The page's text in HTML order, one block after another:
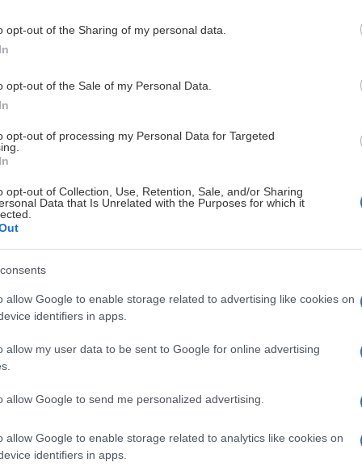
opt-out of the Sharing of my personal data.
opt-out of the Sale of my Personal Data.
opt-out of processing my Personal Data for Targeted
opt-out of Collection, Use, Retention, Sale, and/or Sharing
Data that Is Unrelated with the Purposes for which it
allow Google to enable storage related to advertising like cookies on
identifiers in apps.
allow my user data to be sent to Google for online advertising
allow Google to send me personalized advertising.
allow Google to enable storage related to analytics like cookies on
identifiers in apps.
Det är fler än vid samma tid förra året och ett
för föreningen. Nu fortsätter resan mot
största medlemsförening inom hockey.
Hockey inför den kommande säsongen. Det är redan
fortsätter att växa med nya medlemmar från hela